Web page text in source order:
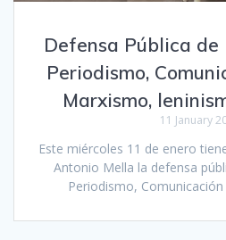
Defensa Pública de
Periodismo,
Marxismo,
11 January
Este miércoles 11 de enero
Antonio Mella la defensa
Periodismo,